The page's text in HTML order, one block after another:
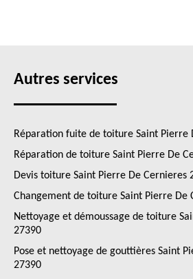
Autres services
Réparation fuite de toiture Saint Pierre
Réparation de toiture Saint Pierre De
Devis toiture Saint Pierre De Cernieres
Changement de toiture Saint Pierre De
Nettoyage et démoussage de toiture
27390
Pose et nettoyage de gouttières Saint
27390